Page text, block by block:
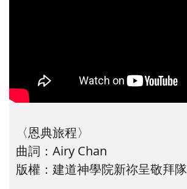
〈恩典旅程〉
曲詞：Airy Chan
版權：建道神學院新祢呈敬拜隊